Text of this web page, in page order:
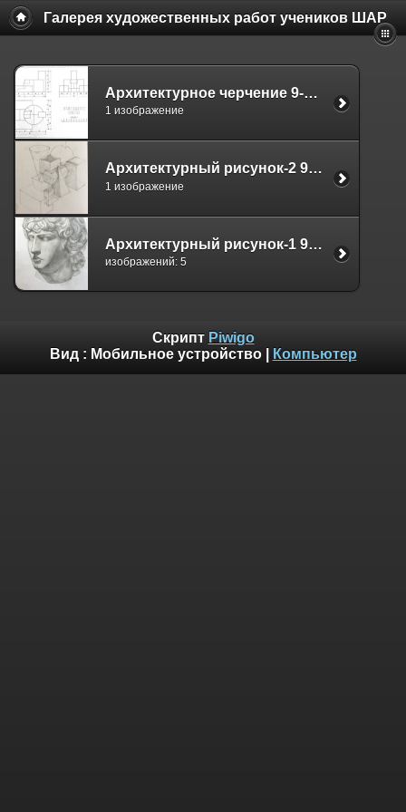
Галерея художественных работ учеников ШАР
Архитектурное черчение 9-й Уровень
1 изображение
Архитектурный рисунок-2 9-й Уровень
1 изображение
Архитектурный рисунок-1 9-й Уровень
изображений: 5
Скрипт Piwigo
Вид : Мобильное устройство| Компьютер